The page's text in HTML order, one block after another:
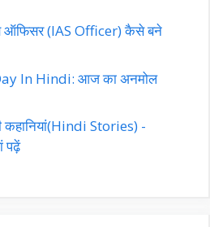
ऑफिसर (IAS Officer) कैसे बने
In Hindi: आज का अनमोल
Stories) -
पढ़ें‎‎